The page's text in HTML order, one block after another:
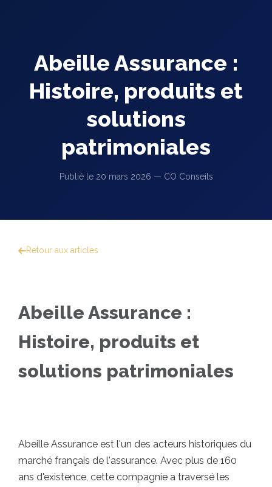
Abeille Assurance :
Histoire, produits et
solutions
patrimoniales
Publié le 20 mars 2026 — CO Conseils
Retour aux articles
Abeille Assurance :
Histoire, produits et
solutions patrimoniales
Abeille Assurance est l'un des acteurs historiques du
marché français de l'assurance. Avec plus de 160
ans d'existence, cette compagnie a traversé les